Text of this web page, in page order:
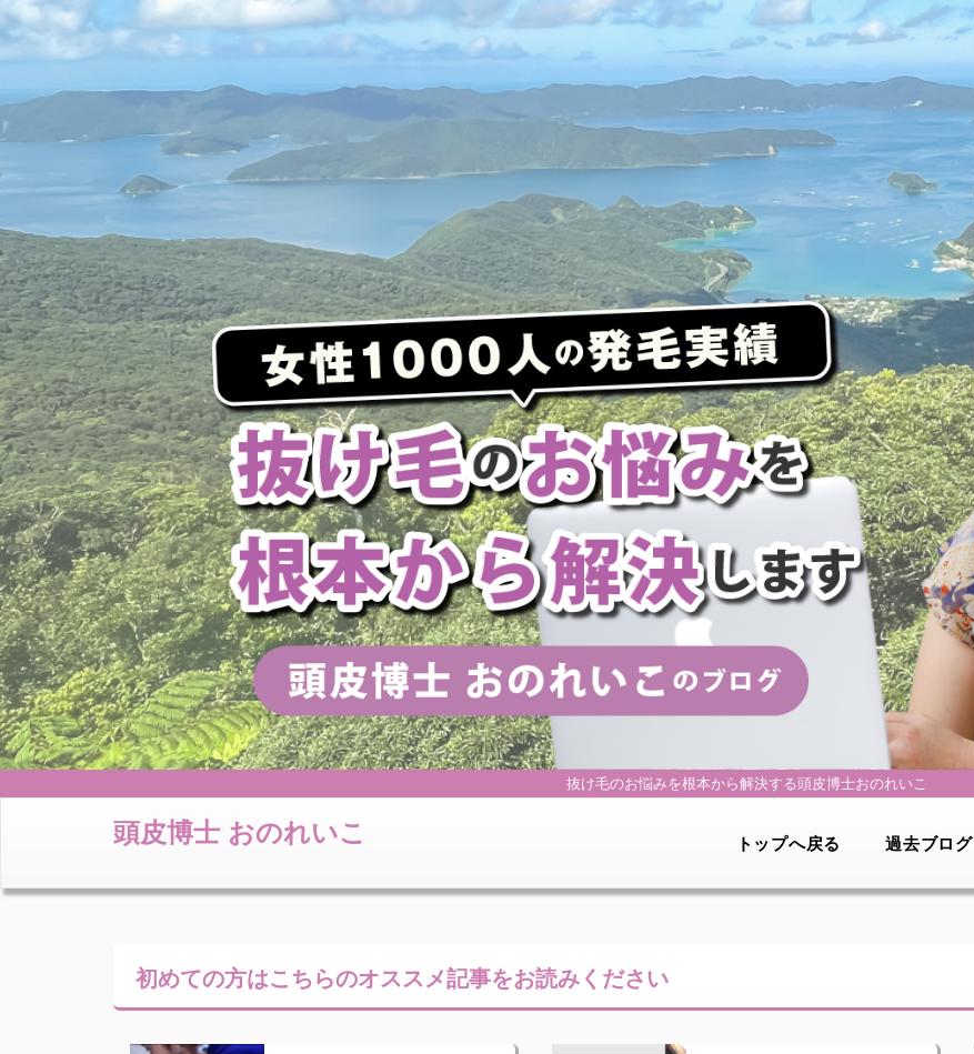
抜け毛のお悩みを根本から解決する頭皮博士おのれいこ
頭皮博士 おのれいこ トップへ戻る 過去ブログ
初めての方はこちらのオススメ記事をお読みください